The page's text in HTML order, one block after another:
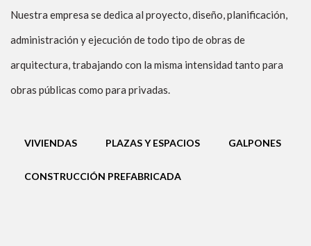
Nuestra empresa se dedica al proyecto, diseño, planificación,
administración y ejecución de todo tipo de obras de
arquitectura, trabajando con la misma intensidad tanto para
obras públicas como para privadas.
VIVIENDAS PLAZAS Y ESPACIOS GALPONES
CONSTRUCCIÓN PREFABRICADA